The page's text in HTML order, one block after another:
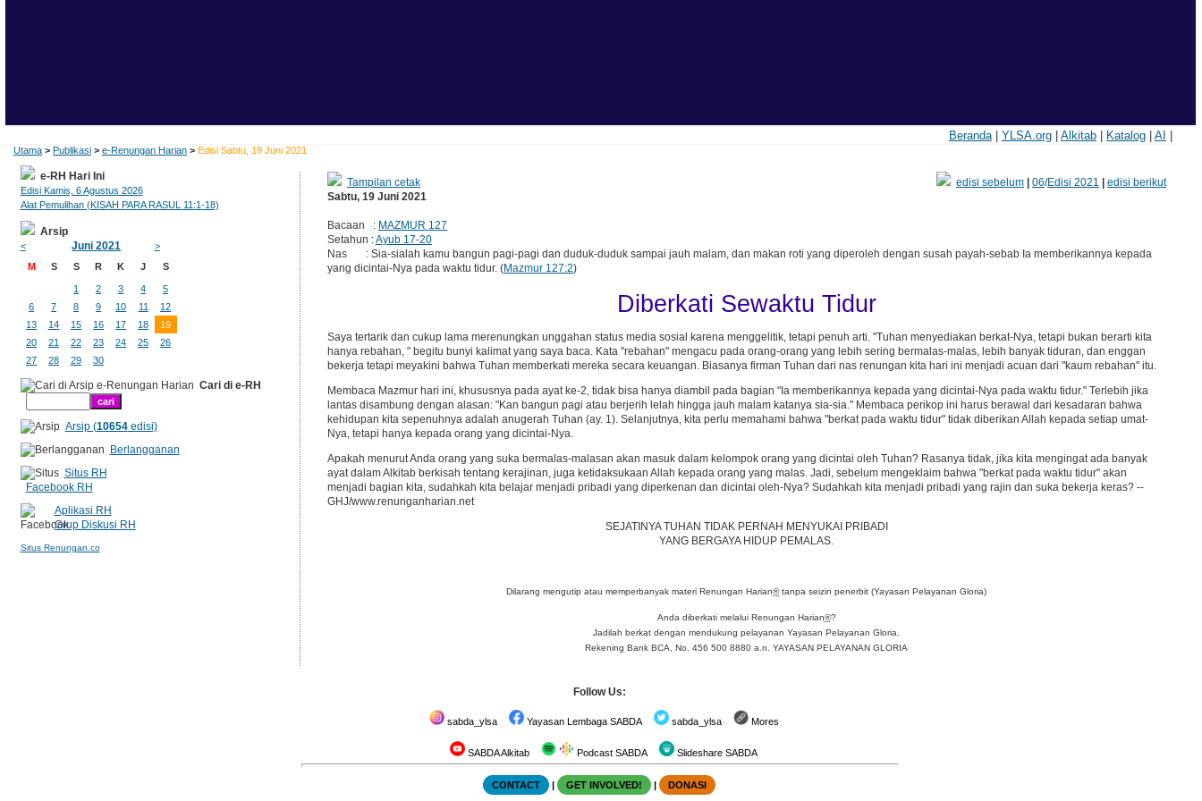
Beranda| YLSA.org| Alkitab| Katalog| AI
Utama > Publikasi > e-Renungan Harian > Edisi Sabtu, 19 Juni 2021
Tampilan cetak edisi sebelum| 06/Edisi 2021
edisi berikut
Sabtu, 19 Juni 2021
Bacaan : MAZMUR 127
Setahun :Ayub 17-20
Nas : Sia-sialah kamu bangun pagi-pagi dan duduk-duduk sampai jauh malam, dan makan roti yang diperoleh dengan susah payah-sebab Ia memberikannya kepada
yang dicintai-Nya pada waktu tidur. (Mazmur 127:2)
Diberkati Sewaktu Tidur
Saya tertarik dan cukup lama merenungkan unggahan status media sosial karena menggelitik, tetapi penuh arti. "Tuhan menyediakan berkat-Nya, tetapi bukan berarti kita
hanya rebahan, " begitu bunyi kalimat yang saya baca. Kata "rebahan" mengacu pada orang-orang yang lebih sering bermalas-malas, lebih banyak tiduran, dan enggan
bekerja tetapi meyakini bahwa Tuhan memberkati mereka secara keuangan. Biasanya firman Tuhan dari nas renungan kita hari ini menjadi acuan dari "kaum rebahan" itu.
Membaca Mazmur hari ini, khususnya pada ayat ke-2, tidak bisa hanya diambil pada bagian "Ia memberikannya kepada yang dicintai-Nya pada waktu tidur." Terlebih jika
lantas disambung dengan alasan: "Kan bangun pagi atau berjerih lelah hingga jauh malam katanya sia-sia." Membaca perikop ini harus berawal dari kesadaran bahwa
kehidupan kita sepenuhnya adalah anugerah Tuhan (ay. 1). Selanjutnya, kita perlu memahami bahwa "berkat pada waktu tidur" tidak diberikan Allah kepada setiap umat-
Nya, tetapi hanya kepada orang yang dicintai-Nya.
Apakah menurut Anda orang yang suka bermalas-malasan akan masuk dalam kelompok orang yang dicintai oleh Tuhan? Rasanya tidak, jika kita mengingat ada banyak
ayat dalam Alkitab berkisah tentang kerajinan, juga ketidaksukaan Allah kepada orang yang malas. Jadi, sebelum mengeklaim bahwa "berkat pada waktu tidur" akan
menjadi bagian kita, sudahkah kita belajar menjadi pribadi yang diperkenan dan dicintai oleh-Nya? Sudahkah kita menjadi pribadi yang rajin dan suka bekerja keras? --
GHJ/www.renunganharian.net
SEJATINYA TUHAN TIDAK PERNAH MENYUKAI PRIBADI
YANG BERGAYA HIDUP PEMALAS.
Dilarang mengutip atau memperbanyak materi Renungan Harian®tanpa seizin penerbit (Yayasan Pelayanan Gloria)
Anda diberkati melalui Renungan Harian®?
Jadilah berkat dengan mendukung pelayanan Yayasan Pelayanan Gloria.
Rekening Bank BCA, No. 456 500 8880 a.n. YAYASAN PELAYANAN GLORIA
e-RH Hari Ini
Edisi Kamis, 6 Agustus 2026
Alat Pemulihan (KISAH PARA RASUL 11:1-18)
Arsip
< Juni 2021
>
M
S S R K J S
1 2 3 4
5
6
7 8 9 10 11
12
13
14 15 16 17 18
19
20
21 22 23 24 25
26
27
28 29 30
Cari di e-RH
Arsip (10654edisi)
Berlangganan
Situs RH
Facebook RH
Aplikasi RH
Grup Diskusi RH
Situs Renungan.co
Follow Us:
sabda_ylsa Yayasan Lembaga SABDA sabda_ylsa Mores
SABDA Alkitab Podcast SABDA Slideshare SABDA
CONTACT | GET INVOLVED! | DONASI